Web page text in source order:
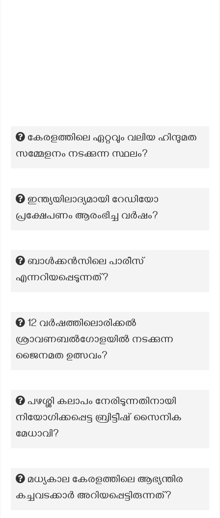
കേരളത്തിലെ ഏറ്റവും വലിയ ഹിന്ദുമത
സമ്മേളനം നടക്കുന്ന സ്ഥലം?
ഇന്ത്യയിലാദ്യമായി റേഡിയോ
പ്രക്ഷേപണം ആരംഭിച്ച വർഷം?
ബാൾക്കൻസിലെ പാരീസ്
എന്നറിയപ്പെടുന്നത്?
12 വർഷത്തിലൊരിക്കൽ
ശ്രാവണബൽഗോളയിൽ നടക്കുന്ന
ജൈനമത ഉത്സവം?
പഴശ്ശി കലാപം നേരിടുന്നതിനായി
നിയോഗിക്കപ്പെട്ട ബ്രിട്ടീഷ് സൈനിക
മേധാവി?
മധ്യകാല കേരളത്തിലെ ആഭ്യന്തിര
കച്ചവടക്കാർ അറിയപ്പെട്ടിരുന്നത്?